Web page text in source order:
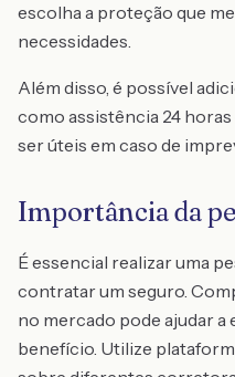
escolha a proteção que
necessidades.
Além disso, é possível
como assistência 24
ser úteis em caso de
Importância da
É essencial realizar uma
contratar um seguro.
no mercado pode ajudar
benefício. Utilize